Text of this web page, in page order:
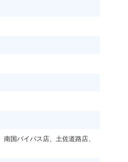
国バイパス店、土佐道路店、